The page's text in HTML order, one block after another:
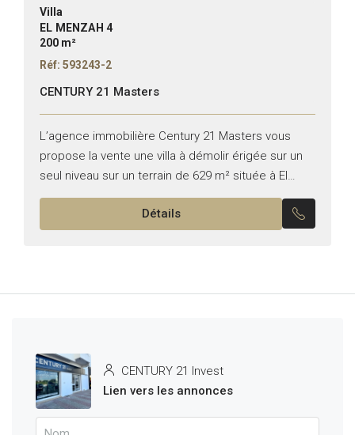
Villa
EL MENZAH 4
200 m²
Réf: 593243-2
CENTURY 21 Masters
L’agence immobilière Century 21 Masters vous
propose la vente une villa à démolir érigée sur un
seul niveau sur un terrain de 629 m² située à El
Menzah 4 et qui peut...
Détails
CENTURY 21 Invest
Lien vers les annonces